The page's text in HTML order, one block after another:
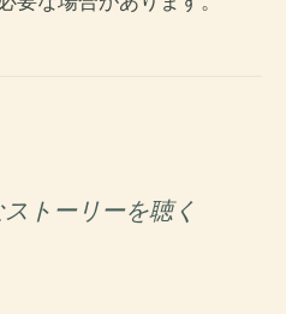
トーリーを聴く